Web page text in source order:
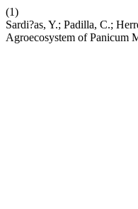
(1)
Sardi?as, Y.; Padilla, C.;
Agroecosystem of Panicum